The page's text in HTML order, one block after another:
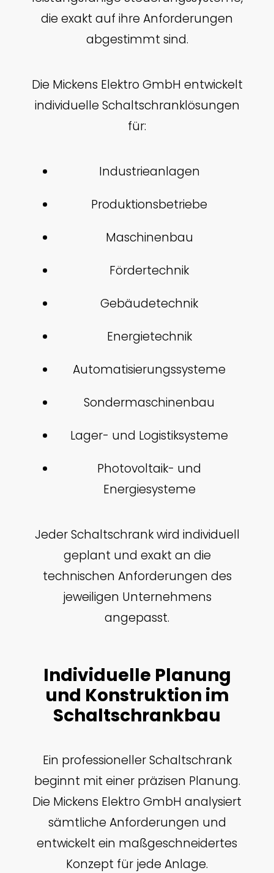
die exakt auf ihre Anforderungen
abgestimmt sind.
Die Mickens Elektro GmbH entwickelt
individuelle Schaltschranklösungen
für:
Industrieanlagen
Produktionsbetriebe
Maschinenbau
Fördertechnik
Gebäudetechnik
Energietechnik
Automatisierungssysteme
Sondermaschinenbau
Lager- und Logistiksysteme
Photovoltaik- und
Energiesysteme
Jeder Schaltschrank wird individuell
geplant und exakt an die
technischen Anforderungen des
jeweiligen Unternehmens
angepasst.
Individuelle Planung
und Konstruktion im
Schaltschrankbau
Ein professioneller Schaltschrank
beginnt mit einer präzisen Planung.
Die Mickens Elektro GmbH analysiert
sämtliche Anforderungen und
entwickelt ein maßgeschneidertes
Konzept für jede Anlage.